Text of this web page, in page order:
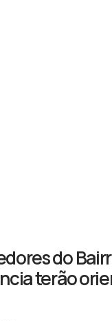
do
terão